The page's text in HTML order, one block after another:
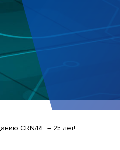
CRN/RE – 25 лет!